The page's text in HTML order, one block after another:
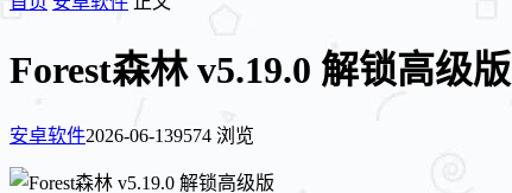
Forest森林 v5.19.0 解锁高级版
安卓软件2026-06-139574 浏览